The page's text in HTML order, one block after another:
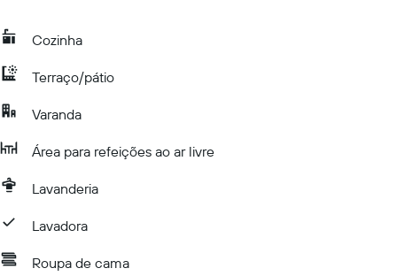
Cozinha
Terraço/pátio
Varanda
Área para refeições ao ar livre
Lavanderia
Lavadora
Roupa de cama